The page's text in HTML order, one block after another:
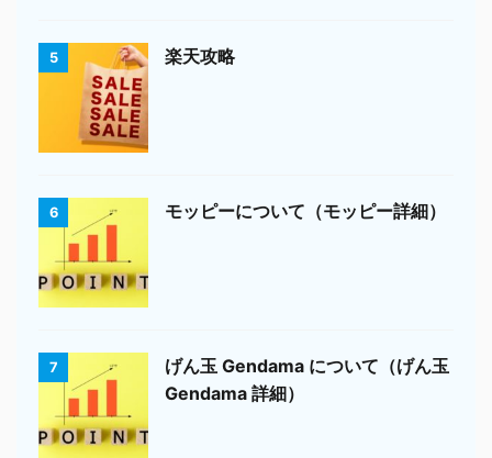
5 楽天攻略
6 モッピーについて（モッピー詳細）
7
げん玉 Gendama について（げん玉
Gendama 詳細）